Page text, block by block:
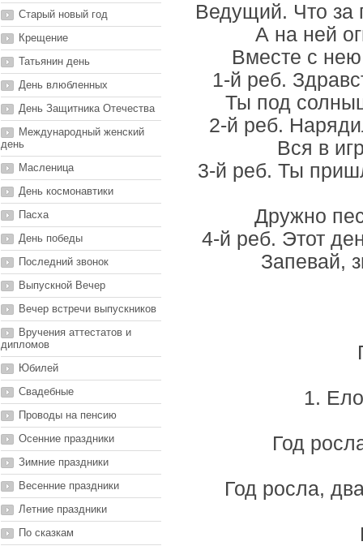
Старый новый год
Крещение
Татьянин день
День влюбленных
День Защитника Отечества
Международный женский
день
Масленица
День космонавтики
Пасха
День победы
Последний звонок
Выпускной Вечер
Вечер встречи выпускников
Вручения аттестатов и
дипломов
Юбилей
Свадебные
Проводы на пенсию
Осенние праздники
Зимние праздники
Весенние праздники
Летние праздники
По сказкам
Ведущий. Что за
А на ней
Вместе с
1-й реб.
Ты под
2-й реб.
Вся в
3-й реб. Ты
Дружно
4-й реб. Этот
Запевай,
1.
Год
Год росла,